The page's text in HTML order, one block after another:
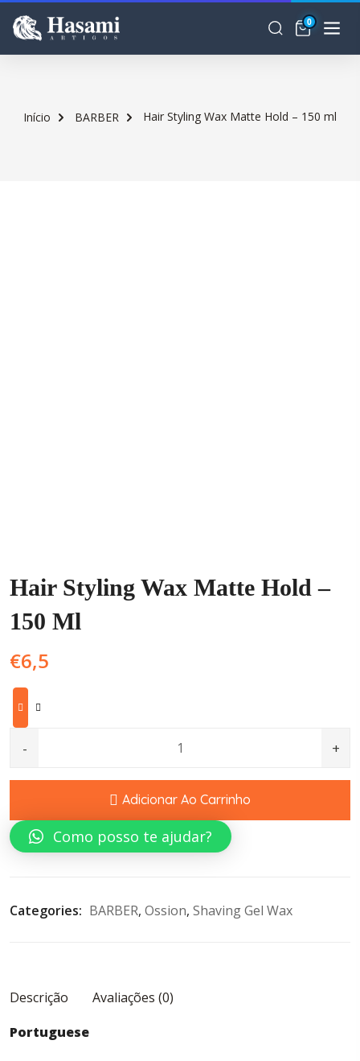
0
Início BARBER Hair Styling Wax Matte Hold – 150 ml
Hair Styling Wax Matte Hold –
150 Ml
€6,5
Hair Styling Wax Matte Hold - 150 ml quantity
Adicionar Ao Carrinho
Como posso te ajudar?
Categories: BARBER, Ossion, Shaving Gel Wax
Descrição
Avaliações (0)
Portuguese